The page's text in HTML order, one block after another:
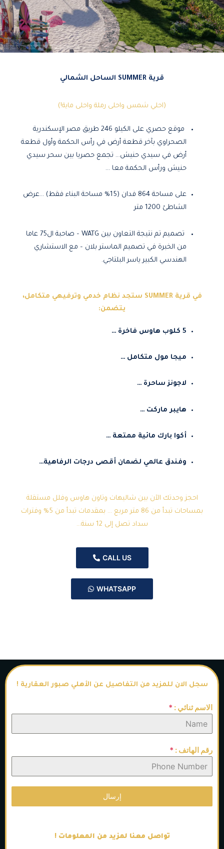
قرية SUMMER الساحل الشمالي
(احلي شمس واحلى رملة واحلى ماية!)
موقع حصري على الكيلو 246 طريق مصر الإسكندرية
الصحراوي بآخر قطعة أرض في رأس الحكمة وأول قطعة
أرض في سيدي حنيش… تجمع حصريا بين سحر سيدي
حنيش ورأس الحكمة معا …
على مساحة 864 فدان (15% مساحة البناء فقط) …عرض
الشاطئ 1200 متر
تصميم تم نتيجة التعاون بين WATG – صاحبة ال75 عاما
من الخبرة في تصميم الماستر بلان – مع الاستشاري
الهندسي الكبير ياسر البلتاجي.
في قرية SUMMER ستجد نظام خدمي وترفيهي متكامل،
يتضمن:
5 كلوب هاوس فاخرة …
ميجا مول متكامل …
لاجونز ساحرة …
هايبر ماركت …
أكوا بارك مائية ممتعة …
وفندق عالمي لضمان أقصى درجات الرفاهية…
احجز وحدتك الآن بين شاليهات وتاون هاوس وفلل مستقلة
بمساحات تبدأ من 86 متر مربع … بمقدمات تبدأ من 5% وفترات
سداد تصل إلى 12 سنة…
CALL US
WHATSAPP
سجل الان للمزيد من التفاصيل عن الأهلي صبور العقارية !
الاسم ثنائي : *
رقم الهاتف : *
إرسال
تواصل معنا لمزيد من المعلومات !